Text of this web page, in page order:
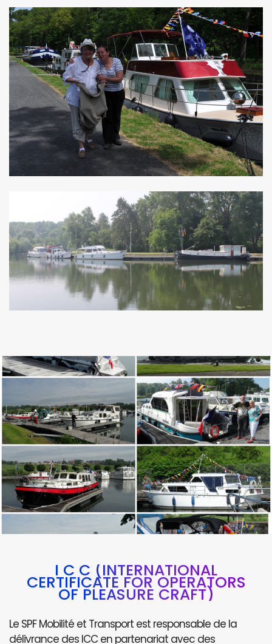
I C C (INTERNATIONAL
CERTIFICATE FOR OPERATORS
OF PLEASURE CRAFT)
Le SPF Mobilité et Transport est responsable de la
délivrance des ICC en partenariat avec des